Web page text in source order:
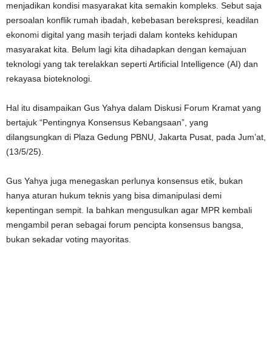
menjadikan kondisi masyarakat kita semakin kompleks. Sebut saja
persoalan konflik rumah ibadah, kebebasan berekspresi, keadilan
ekonomi digital yang masih terjadi dalam konteks kehidupan
masyarakat kita. Belum lagi kita dihadapkan dengan kemajuan
teknologi yang tak terelakkan seperti Artificial Intelligence (AI) dan
rekayasa bioteknologi.
Hal itu disampaikan Gus Yahya dalam Diskusi Forum Kramat yang
bertajuk “Pentingnya Konsensus Kebangsaan”, yang
dilangsungkan di Plaza Gedung PBNU, Jakarta Pusat, pada Jum’at,
(13/5/25).
Gus Yahya juga menegaskan perlunya konsensus etik, bukan
hanya aturan hukum teknis yang bisa dimanipulasi demi
kepentingan sempit. Ia bahkan mengusulkan agar MPR kembali
mengambil peran sebagai forum pencipta konsensus bangsa,
bukan sekadar voting mayoritas.